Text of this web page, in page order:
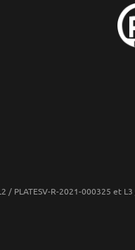
/ PLATESV-R-2021-000325 et